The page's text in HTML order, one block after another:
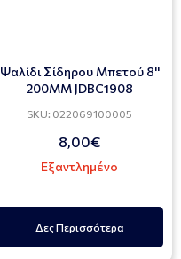
Ψαλίδι Σίδηρου Μπετού 8''
200ΜΜ JDBC1908
SKU: 022069100005
8,00€
Εξαντλημένο
Δες Περισσότερα